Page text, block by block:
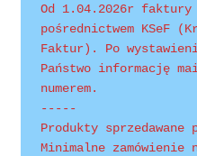
Od 1.04.2026r
pośrednictwem KSeF
Faktur). Po
Państwo informację
numerem.
-----
Produkty sprzedawane
Minimalne zamówienie